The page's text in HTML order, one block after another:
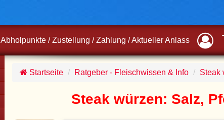
Abholpunkte / Zustellung / Zahlung /Aktueller Anlass
Startseite Ratgeber - Fleischwissen & Info Steak
Steak würzen: Salz,